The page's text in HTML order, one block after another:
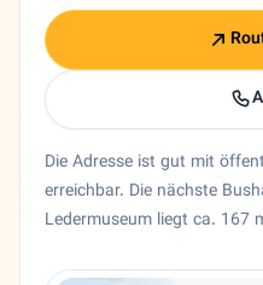
Die Adresse ist gut mit
erreichbar. Die nächste
Ledermuseum liegt ca. 167
Physiotherapie